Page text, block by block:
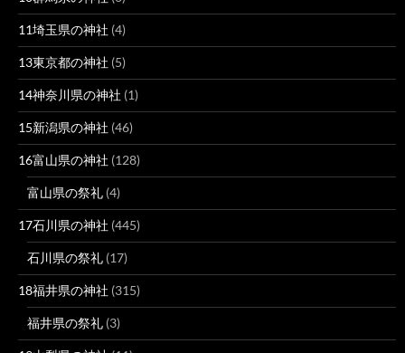
11埼玉県の神社 (4)
13東京都の神社 (5)
14神奈川県の神社 (1)
15新潟県の神社 (46)
16富山県の神社 (128)
富山県の祭礼 (4)
17石川県の神社 (445)
石川県の祭礼 (17)
18福井県の神社 (315)
福井県の祭礼 (3)